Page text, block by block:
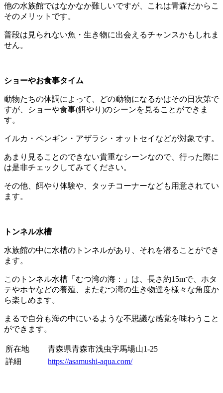
他の水族館ではなかなか難しいですが、これは青森だからこ
そのメリットです。
普段は見られない魚・生き物に出会えるチャンスかもしれま
せん。
ショーやお食事タイム
動物たちの体調によって、どの動物になるかはその日次第で
すが、ショーや食事(餌やり)のシーンを見ることができま
す。
イルカ・ペンギン・アザラシ・オットセイなどが対象です。
あまり見ることのできない貴重なシーンなので、行った際に
は是非チェックしてみてください。
その他、餌やり体験や、タッチコーナーなども用意されてい
ます。
トンネル水槽
水族館の中に水槽のトンネルがあり、それを潜ることができ
ます。
このトンネル水槽「むつ湾の海：」は、長さ約15mで、ホタ
テやホヤなどの養殖、またむつ湾の生き物達を様々な角度か
ら楽しめます。
まるで自分も海の中にいるような不思議な感覚を味わうこと
ができます。
所在地
青森県青森市浅虫字馬場山1-25
詳細
https://asamushi-aqua.com/